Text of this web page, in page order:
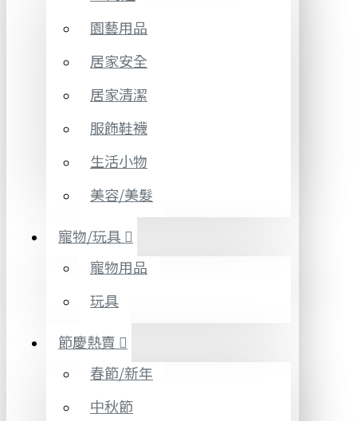
園藝用品
居家安全
居家清潔
服飾鞋襪
生活小物
美容/美髮
寵物/玩具
寵物用品
玩具
節慶熱賣
春節/新年
中秋節